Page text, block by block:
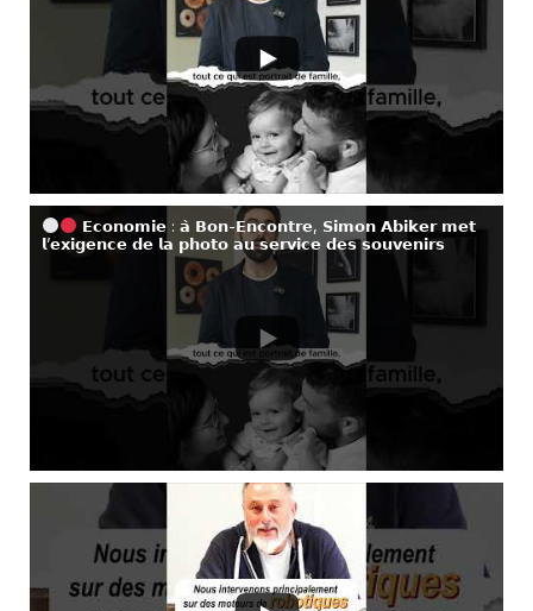
𝗘𝗰𝗼𝗻𝗼𝗺𝗶𝗲 : 𝗮̀ 𝗕𝗼𝗻-𝗘𝗻𝗰𝗼𝗻𝘁𝗿𝗲, 𝗦𝗶𝗺𝗼𝗻 𝗔𝗯𝗶𝗸𝗲𝗿 𝗺𝗲𝘁
𝗹’𝗲𝘅𝗶𝗴𝗲𝗻𝗰𝗲 𝗱𝗲 𝗹𝗮 𝗽𝗵𝗼𝘁𝗼 𝗮𝘂 𝘀𝗲𝗿𝘃𝗶𝗰𝗲 𝗱𝗲𝘀 𝘀𝗼𝘂𝘃𝗲𝗻𝗶𝗿𝘀